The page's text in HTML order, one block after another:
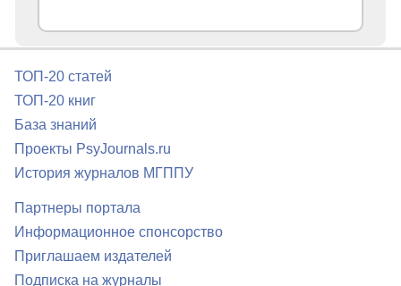
ТОП-20 статей
ТОП-20 книг
База знаний
Проекты PsyJournals.ru
История журналов МГППУ
Партнеры портала
Информационное спонсорство
Приглашаем издателей
Подписка на журналы